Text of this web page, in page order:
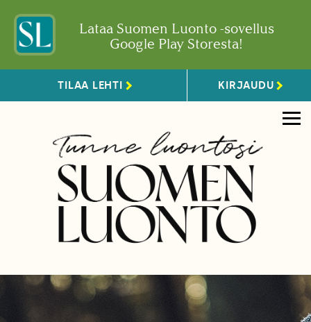
Lataa Suomen Luonto -sovellus
Google Play Storesta!
TILAA LEHTI KIRJAUDU